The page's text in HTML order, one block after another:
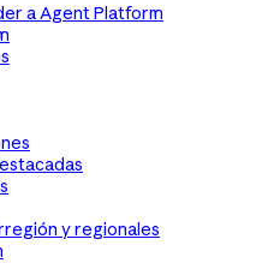
a Agent Platform
y regionales